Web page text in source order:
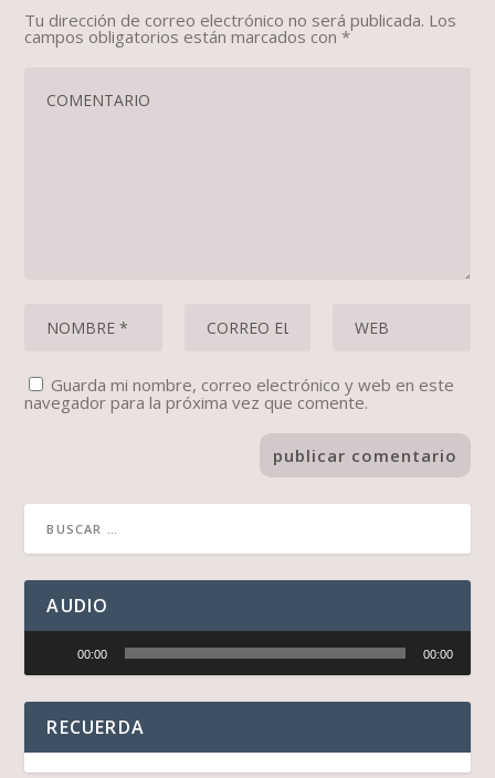
Tu dirección de correo electrónico no será publicada. Los
campos obligatorios están marcados con*
Guarda mi nombre, correo electrónico y web en este
navegador para la próxima vez que comente.
AUDIO
audio
00:00 00:00
RECUERDA